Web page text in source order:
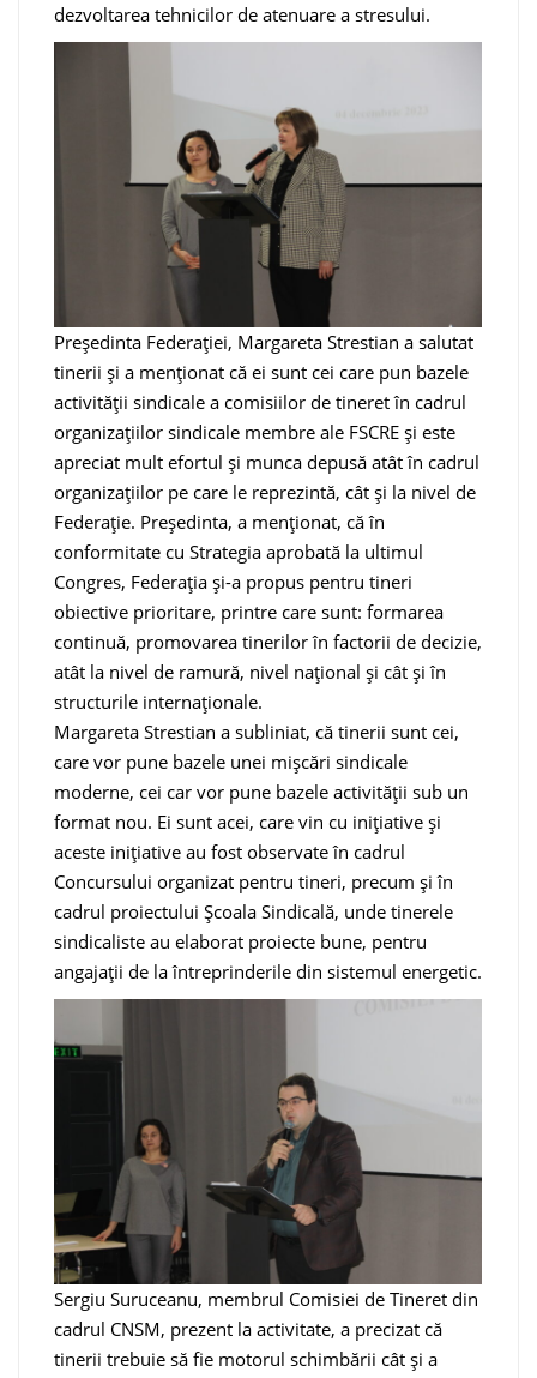
dezvoltarea tehnicilor de atenuare a stresului.
Președinta Federației, Margareta Strestian a salutat
tinerii și a menționat că ei sunt cei care pun bazele
activității sindicale a comisiilor de tineret în cadrul
organizațiilor sindicale membre ale FSCRE și este
apreciat mult efortul și munca depusă atât în cadrul
organizațiilor pe care le reprezintă, cât și la nivel de
Federație. Președinta, a menționat, că în
conformitate cu Strategia aprobată la ultimul
Congres, Federația și-a propus pentru tineri
obiective prioritare, printre care sunt: formarea
continuă, promovarea tinerilor în factorii de decizie,
atât la nivel de ramură, nivel național și cât și în
structurile internaționale.
Margareta Strestian a subliniat, că tinerii sunt cei,
care vor pune bazele unei mișcări sindicale
moderne, cei car vor pune bazele activității sub un
format nou. Ei sunt acei, care vin cu inițiative și
aceste inițiative au fost observate în cadrul
Concursului organizat pentru tineri, precum și în
cadrul proiectului Școala Sindicală, unde tinerele
sindicaliste au elaborat proiecte bune, pentru
angajații de la întreprinderile din sistemul energetic.
Sergiu Suruceanu, membrul Comisiei de Tineret din
cadrul CNSM, prezent la activitate, a precizat că
tinerii trebuie să fie motorul schimbării cât și a